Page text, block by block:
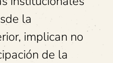
la
implican no
de la